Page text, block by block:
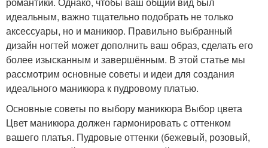
идеальным, важно тщательно подобрать не только
аксессуары, но и маникюр. Правильно выбранный
дизайн ногтей может дополнить ваш образ, сделать его
более изысканным и завершённым. В этой статье мы
рассмотрим основные советы и идеи для создания
идеального маникюра к пудровому платью.
Основные советы по выбору маникюра Выбор цвета
Цвет маникюра должен гармонировать с оттенком
вашего платья. Пудровые оттенки (бежевый, розовый,